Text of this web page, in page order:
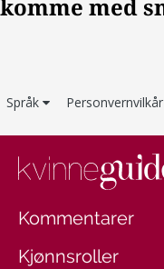
Språk Personvernvilkår
Kommentarer
Kjønnsroller